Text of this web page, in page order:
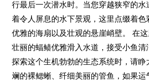
行最后一次潜水时。当您穿越狭窄的水
着令人屏息的水下景观，这里点缀着色
优雅的海扇以及壮观的悬崖峭壁。 在
壮丽的蝠鲼优雅滑入水道，接受小鱼清
探索这个生机勃勃的生态系统时，请睁
斓的裸鳃蜥、纤细美丽的管鱼，如果运